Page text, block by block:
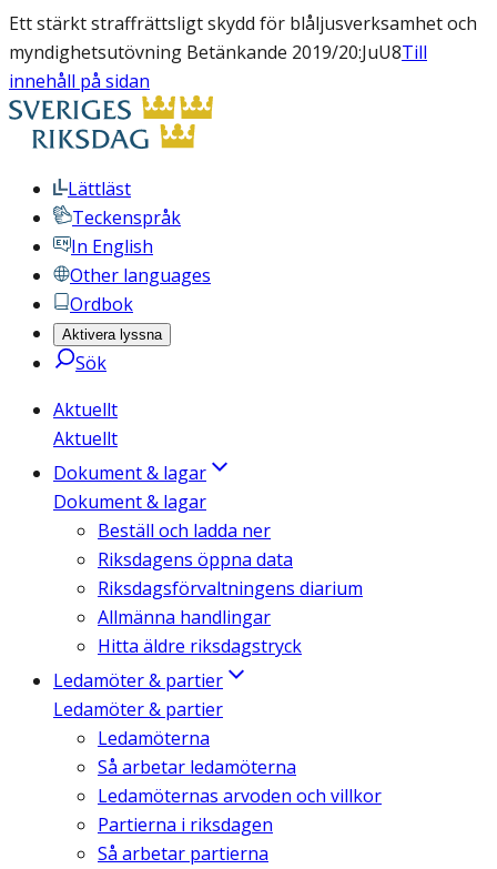
Ett stärkt straffrättsligt skydd för blåljusverksamhet och
myndighetsutövning Betänkande 2019/20:JuU8Till
innehåll på sidan
Lättläst
Teckenspråk
In English
Other languages
Ordbok
Aktivera lyssna
Sök
Aktuellt
Aktuellt
Dokument & lagar
Dokument & lagar
Beställ och ladda ner
Riksdagens öppna data
Riksdagsförvaltningens diarium
Allmänna handlingar
Hitta äldre riksdagstryck
Ledamöter & partier
Ledamöter & partier
Ledamöterna
Så arbetar ledamöterna
Ledamöternas arvoden och villkor
Partierna i riksdagen
Så arbetar partierna